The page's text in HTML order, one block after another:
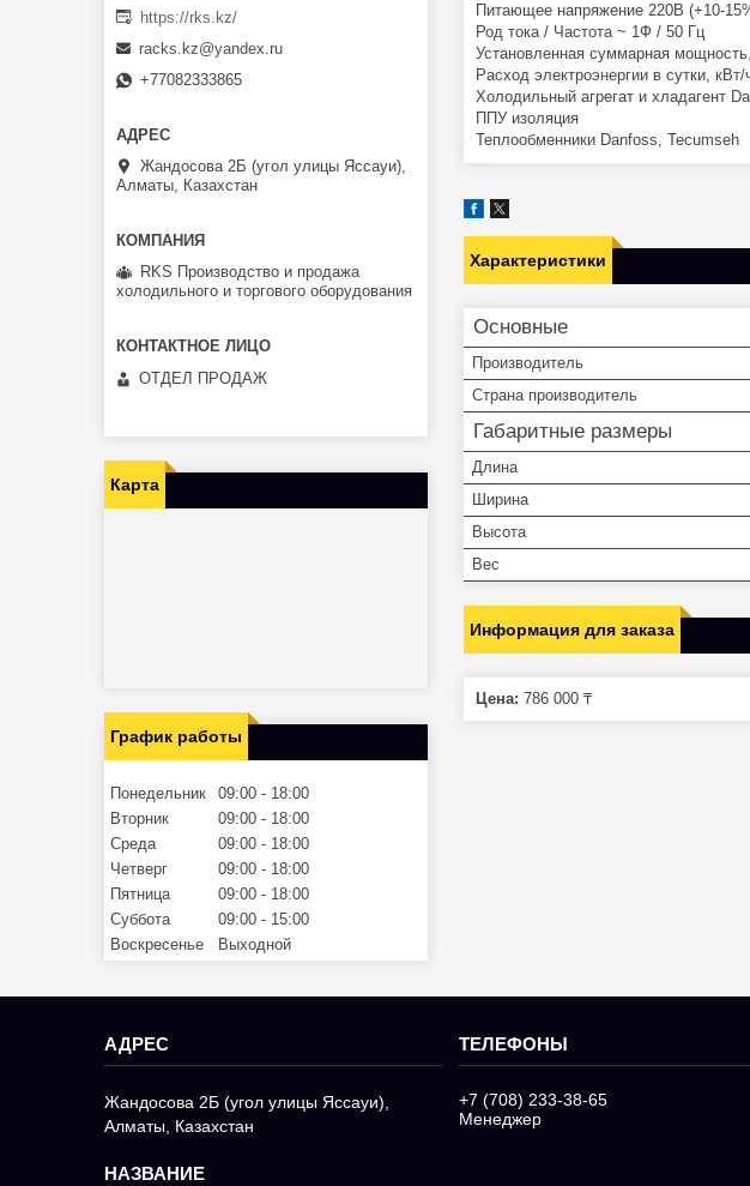
Питающее напряжение 220В (+10-
Род тока / Частота ~ 1Ф / 50 Гц
Установленная суммарная
Расход электроэнергии в сутки,
Холодильный агрегат и хладагент
ППУ изоляция
Теплообменники Danfoss, Tecumseh
Характеристики
Основные
Производитель
Страна производитель
Габаритные размеры
Длина
Ширина
Высота
Вес
Информация для заказа
Цена: 786 000 ₸
https://rks.kz/
racks.kz@yandex.ru
+77082333865
Жандосова 2Б (угол улицы Яссауи),
Алматы, Казахстан
RKS Производство и продажа
холодильного и торгового оборудования
ОТДЕЛ ПРОДАЖ
Карта
График работы
Понедельник 09:00
18:00
Вторник
09:00
18:00
Среда
09:00
18:00
Четверг
09:00
18:00
Пятница
09:00
18:00
Суббота
09:00
15:00
Воскресенье
Выходной
Жандосова 2Б (угол улицы Яссауи),
Алматы, Казахстан
+7 (708) 233-38-65
Менеджер